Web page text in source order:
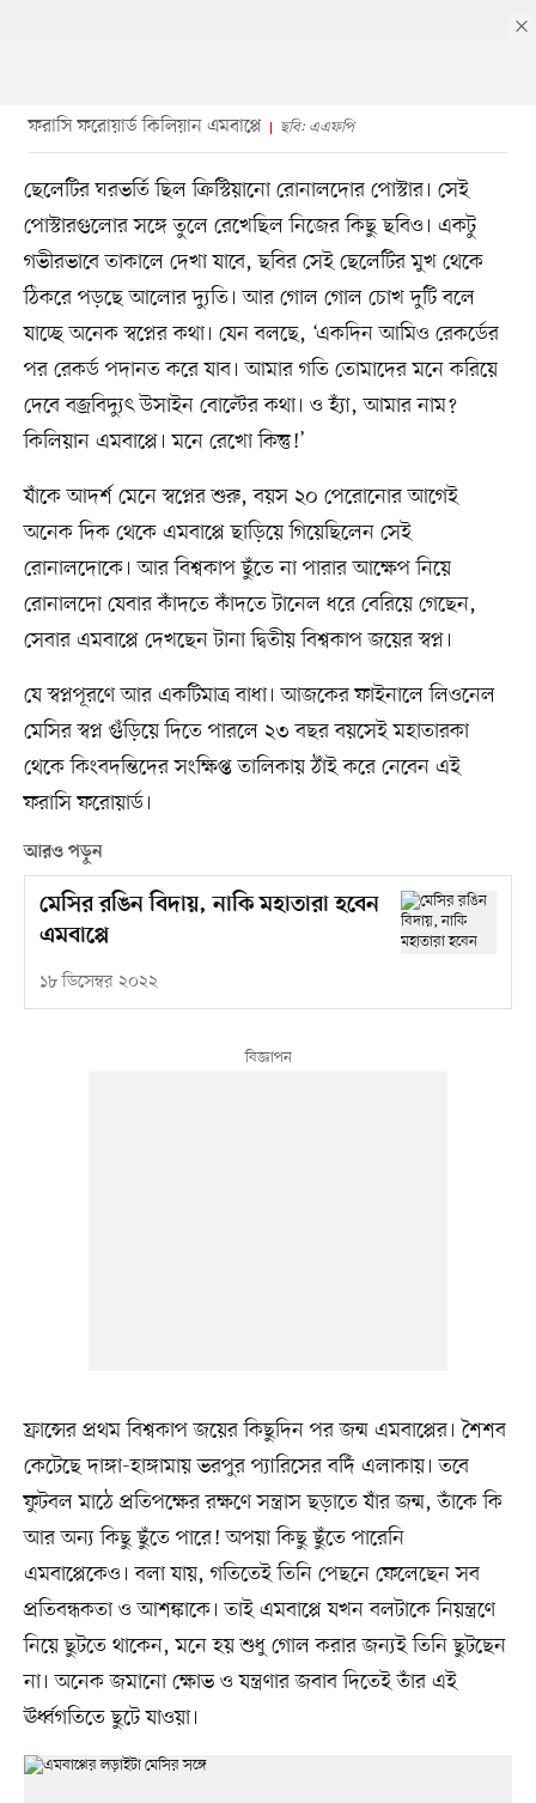
ফরাসি ফরোয়ার্ড কিলিয়ান এমবাপ্পে ছবি: এএফপি
ছেলেটির ঘরভর্তি ছিল ক্রিস্টিয়ানো রোনালদোর পোস্টার। সেই
পোস্টারগুলোর সঙ্গে তুলে রেখেছিল নিজের কিছু ছবিও। একটু
গভীরভাবে তাকালে দেখা যাবে, ছবির সেই ছেলেটির মুখ থেকে
ঠিকরে পড়ছে আলোর দ্যুতি। আর গোল গোল চোখ দুটি বলে
যাচ্ছে অনেক স্বপ্নের কথা। যেন বলছে, ‘একদিন আমিও রেকর্ডের
পর রেকর্ড পদানত করে যাব। আমার গতি তোমাদের মনে করিয়ে
দেবে বজ্রবিদ্যুৎ উসাইন বোল্টের কথা। ও হ্যাঁ, আমার নাম?
কিলিয়ান এমবাপ্পে। মনে রেখো কিন্তু!’
যাঁকে আদর্শ মেনে স্বপ্নের শুরু, বয়স ২০ পেরোনোর আগেই
অনেক দিক থেকে এমবাপ্পে ছাড়িয়ে গিয়েছিলেন সেই
রোনালদোকে। আর বিশ্বকাপ ছুঁতে না পারার আক্ষেপ নিয়ে
রোনালদো যেবার কাঁদতে কাঁদতে টানেল ধরে বেরিয়ে গেছেন,
সেবার এমবাপ্পে দেখছেন টানা দ্বিতীয় বিশ্বকাপ জয়ের স্বপ্ন।
যে স্বপ্নপূরণে আর একটিমাত্র বাধা। আজকের ফাইনালে লিওনেল
মেসির স্বপ্ন গুঁড়িয়ে দিতে পারলে ২৩ বছর বয়সেই মহাতারকা
থেকে কিংবদন্তিদের সংক্ষিপ্ত তালিকায় ঠাঁই করে নেবেন এই
ফরাসি ফরোয়ার্ড।
আরও পড়ুন
মেসির রঙিন বিদায়, নাকি মহাতারা হবেন
এমবাপ্পে
১৮ ডিসেম্বর ২০২২
ফ্রান্সের প্রথম বিশ্বকাপ জয়ের কিছুদিন পর জন্ম এমবাপ্পের। শৈশব
কেটেছে দাঙ্গা-হাঙ্গামায় ভরপুর প্যারিসের বদিঁ এলাকায়। তবে
ফুটবল মাঠে প্রতিপক্ষের রক্ষণে সন্ত্রাস ছড়াতে যাঁর জন্ম, তাঁকে কি
আর অন্য কিছু ছুঁতে পারে! অপয়া কিছু ছুঁতে পারেনি
এমবাপ্পেকেও। বলা যায়, গতিতেই তিনি পেছনে ফেলেছেন সব
প্রতিবন্ধকতা ও আশঙ্কাকে। তাই এমবাপ্পে যখন বলটাকে নিয়ন্ত্রণে
নিয়ে ছুটতে থাকেন, মনে হয় শুধু গোল করার জন্যই তিনি ছুটছেন
না। অনেক জমানো ক্ষোভ ও যন্ত্রণার জবাব দিতেই তাঁর এই
ঊর্ধ্বগতিতে ছুটে যাওয়া।